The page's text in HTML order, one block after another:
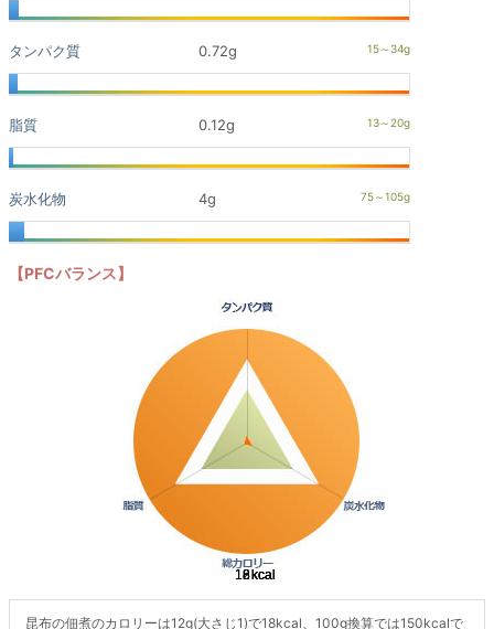
タンパク質 0.72g
脂質 0.12g
炭水化物 4g
【PFCバランス】
昆布の佃煮のカロリーは12g(大さじ1)で18kcal、100g換算では150kcalで